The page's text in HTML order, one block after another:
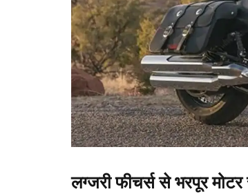
लग्जरी फीचर्स से भरपूर